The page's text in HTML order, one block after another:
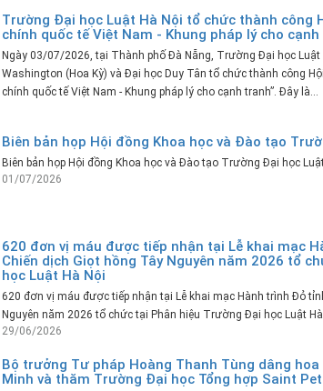
Trường Đại học Luật Hà Nội tổ chức thành công
chính quốc tế Việt Nam - Khung pháp lý cho
Ngày 03/07/2026, tại Thành phố Đà Nẵng, Trường Đại học Luật
Washington (Hoa Kỳ) và Đại học Duy Tân tổ chức thành công
chính quốc tế Việt Nam - Khung pháp lý cho cạnh tranh”. Đây là...
Biên bản họp Hội đồng Khoa học và Đào tạo
Biên bản họp Hội đồng Khoa học và Đào tạo Trường Đại học
01/07/2026
620 đơn vị máu được tiếp nhận tại Lễ khai mạc
Chiến dịch Giọt hồng Tây Nguyên năm 2026 tổ
học Luật Hà Nội
620 đơn vị máu được tiếp nhận tại Lễ khai mạc Hành trình Đỏ
Nguyên năm 2026 tổ chức tại Phân hiệu Trường Đại học Luật
29/06/2026
Bộ trưởng Tư pháp Hoàng Thanh Tùng dâng
Minh và thăm Trường Đại học Tổng hợp Saint